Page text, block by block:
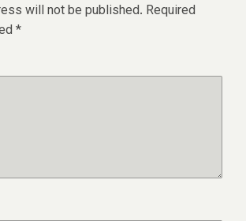
will not be published. Required
*